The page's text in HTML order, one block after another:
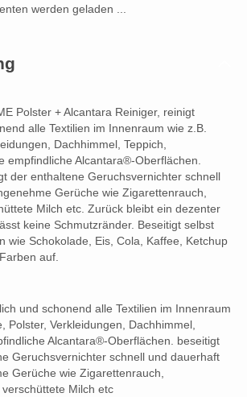
werden geladen ...
Polster + Alcantara Reiniger, reinigt
alle Textilien im Innenraum wie z.B.
Dachhimmel, Teppich,
empfindliche Alcantara®-Oberflächen.
der enthaltene Geruchsvernichter schnell
Gerüche wie Zigarettenrauch,
Milch etc. Zurück bleibt ein dezenter
keine Schmutzränder. Beseitigt selbst
wie Schokolade, Eis, Cola, Kaffee, Ketchup
auf.
und schonend alle Textilien im Innenraum
Polster, Verkleidungen, Dachhimmel,
Alcantara®-Oberflächen. beseitigt
Geruchsvernichter schnell und dauerhaft
Gerüche wie Zigarettenrauch,
Milch etc